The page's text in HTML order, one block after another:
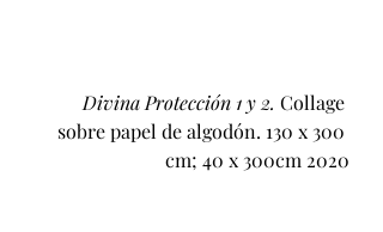
Divina Protección 1 y 2. Collage
sobre papel de algodón. 130 x 300
cm; 40 x 300cm 2020